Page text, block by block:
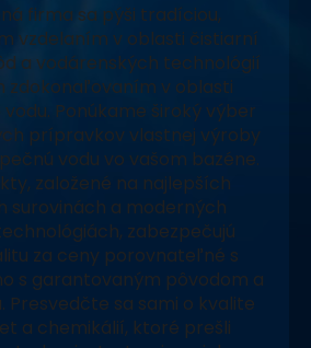
firma sa pýši tradíciou,
vzdelaním v oblasti čistiarní
a vodárenských technológií
zdokonaľovaním v oblasti
Ponúkame široký výber
prípravkov vlastnej výroby
vodu vo vašom bazéne.
založené na najlepších
surovinách a moderných
zabezpečujú
za ceny porovnateľné s
s garantovaným pôvodom a
Presvedčte sa sami o kvalite
a chemikálií, ktoré prešli